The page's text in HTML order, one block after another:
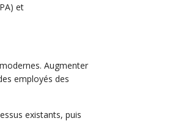
et
Augmenter
employés des
existants, puis